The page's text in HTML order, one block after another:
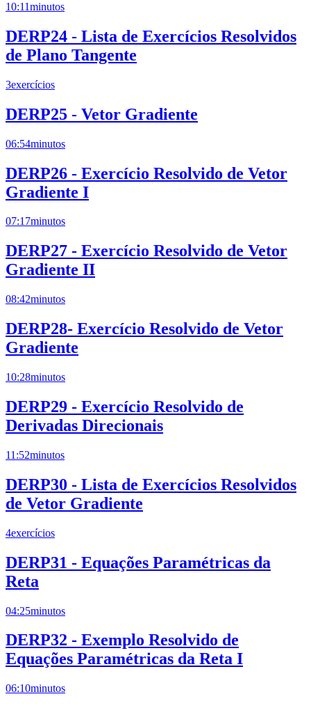
10:11minutos
DERP24 - Lista de Exercícios Resolvidos
de Plano Tangente
3exercícios
DERP25 - Vetor Gradiente
06:54minutos
DERP26 - Exercício Resolvido de Vetor
Gradiente I
07:17minutos
DERP27 - Exercício Resolvido de Vetor
Gradiente II
08:42minutos
DERP28- Exercício Resolvido de Vetor
Gradiente
10:28minutos
DERP29 - Exercício Resolvido de
Derivadas Direcionais
11:52minutos
DERP30 - Lista de Exercícios Resolvidos
de Vetor Gradiente
4exercícios
DERP31 - Equações Paramétricas da
Reta
04:25minutos
DERP32 - Exemplo Resolvido de
Equações Paramétricas da Reta I
06:10minutos